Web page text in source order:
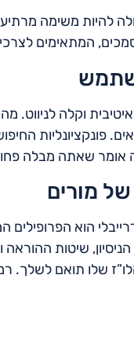
להיות משימה
המתאימים
וקלה
פונקציונליות
אומר שאתה מבלה
של מורים
הוא הפרופילים
הניסיון, שיטות
שלו תואם לשלך.